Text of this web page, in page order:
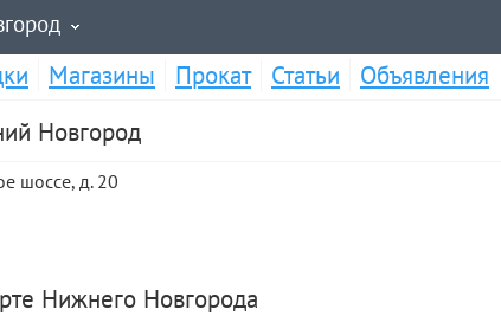
Магазины Прокат Статьи
Объявления
Новгород
шоссе, д. 20
Нижнего Новгорода